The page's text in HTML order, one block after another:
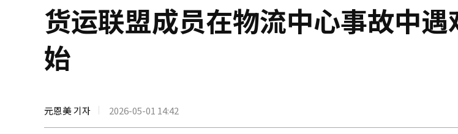
货运联盟成员在物流中心事故中
始
元恩美 기자 2026-05-01 14:42